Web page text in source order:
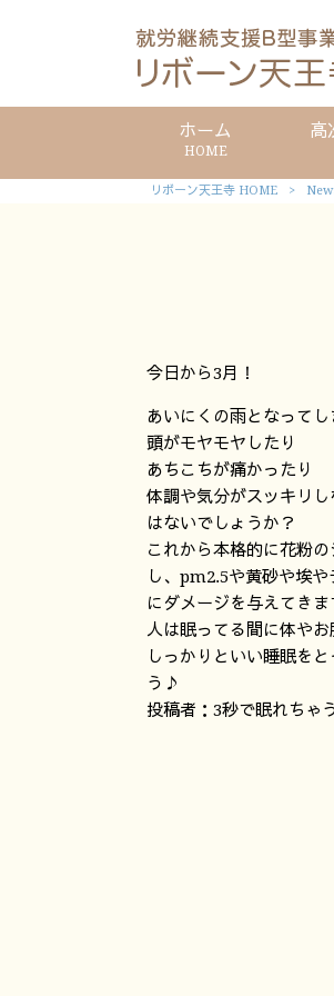
ホーム
HOME
高
リボーン天王寺 HOME >
今日から3月！
あいにくの雨となって
頭がモヤモヤしたり
あちこちが痛かったり
体調や気分がスッキリ
はないでしょうか？
これから本格的に花粉
し、pm2.5や黄砂や埃
にダメージを与えてきま
人は眠ってる間に体やお
しっかりといい睡眠を
う♪
投稿者：3秒で眠れちゃ